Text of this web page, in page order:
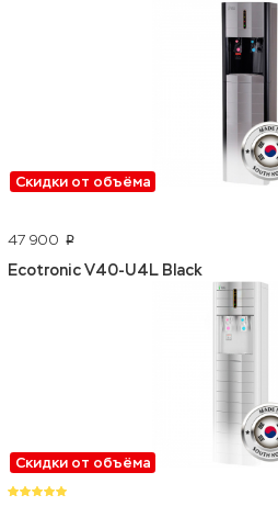
Скидки от объёма
47 900 p
Ecotronic V40-U4L Black
Скидки от объёма